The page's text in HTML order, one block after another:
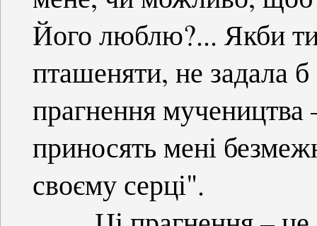
Його люблю?... Якби ти
пташеняти, не задала
прагнення
приносять мені
своєму серці".